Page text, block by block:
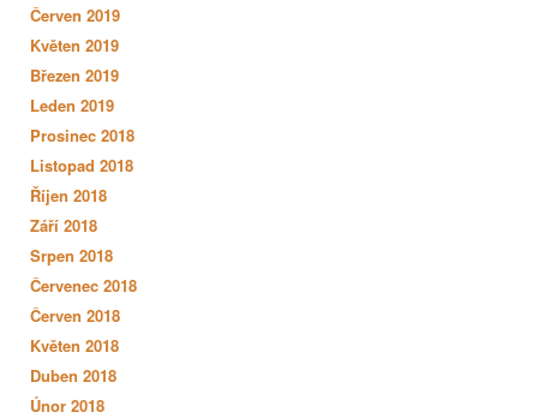
Červen 2019
Květen 2019
Březen 2019
Leden 2019
Prosinec 2018
Listopad 2018
Říjen 2018
Září 2018
Srpen 2018
Červenec 2018
Červen 2018
Květen 2018
Duben 2018
Únor 2018